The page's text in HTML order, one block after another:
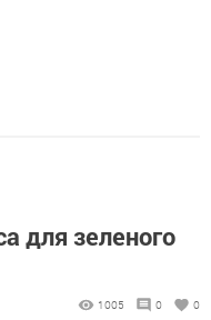
для зеленого
1005 0 0